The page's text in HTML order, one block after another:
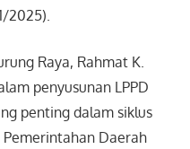
2025).
Raya, Rahmat K.
penyusunan LPPD
penting dalam siklus
Daerah